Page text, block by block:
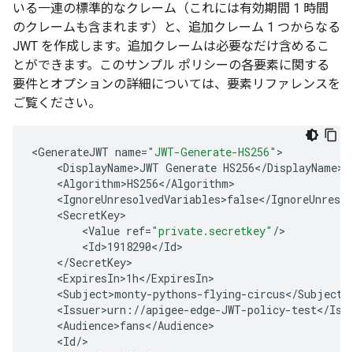
いる一連の標準的なクレーム（これには有効期間 1 時間
のクレームも含まれます）と、追加クレーム 1 つからなる
JWT を作成します。追加クレームは必要なだけ含めるこ
とができます。このサンプル ポリシーの各要素に関する
要件とオプションの詳細については、要素リファレンスを
ご覧ください。
<GenerateJWT name="JWT-Generate-HS256"
<DisplayName>JWT Generate HS256</DisplayName
<Algorithm>HS256</Algorithm
<IgnoreUnresolvedVariables>false</
<SecretKey
<Value ref="private.secretkey" /
<Id>1918290</Id
</SecretKey
<ExpiresIn>1h</ExpiresIn
<Subject>monty-pythons-flying-circus</Subject
<Issuer>urn : //apigee-edge-JWT-policy-test</
<Audience>fans</Audience
<Id/